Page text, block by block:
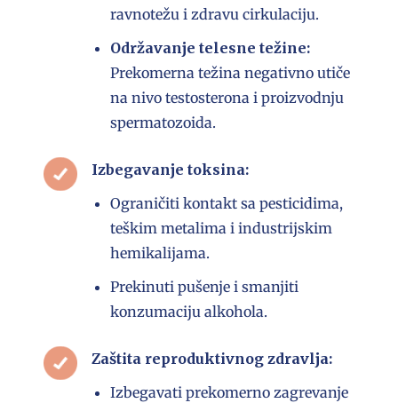
ravnotežu i zdravu cirkulaciju.
Održavanje telesne težine:
Prekomerna težina negativno utiče
na nivo testosterona i proizvodnju
spermatozoida.
Izbegavanje toksina:
Ograničiti kontakt sa pesticidima,
teškim metalima i industrijskim
hemikalijama.
Prekinuti pušenje i smanjiti
konzumaciju alkohola.
Zaštita reproduktivnog zdravlja:
Izbegavati prekomerno zagrevanje